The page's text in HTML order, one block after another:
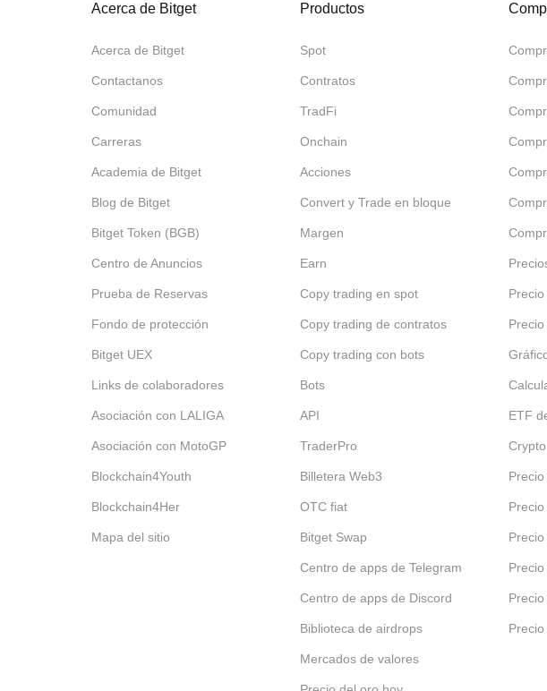
Acerca de Bitget
Acerca de Bitget
Contactanos
Comunidad
Carreras
Academia de Bitget
Blog de Bitget
Bitget Token (BGB)
Centro de Anuncios
Prueba de Reservas
Fondo de protección
Bitget UEX
Links de colaboradores
Asociación con LALIGA
Asociación con MotoGP
Blockchain4Youth
Blockchain4Her
Mapa del sitio
Productos
Spot
Contratos
TradFi
Onchain
Acciones
Convert y Trade en bloque
Margen
Earn
Copy trading en spot
Copy trading de contratos
Copy trading con bots
Bots
API
TraderPro
Billetera Web3
OTC fiat
Bitget Swap
Centro de apps de Telegram
Centro de apps de Discord
Biblioteca de airdrops
Mercados de valores
ETF
Precio